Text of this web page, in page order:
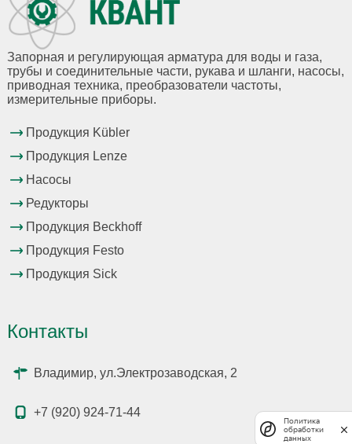
Запорная и регулирующая арматура для воды и газа,
трубы и соединительные части, рукава и шланги, насосы,
приводная техника, преобразователи частоты,
измерительные приборы.
Продукция Kübler
Продукция Lenze
Насосы
Редукторы
Продукция Beckhoff
Продукция Festo
Продукция Sick
Контакты
Владимир, ул.Электрозаводская, 2
+7 (920) 924-71-44
Политика
обработки
данных